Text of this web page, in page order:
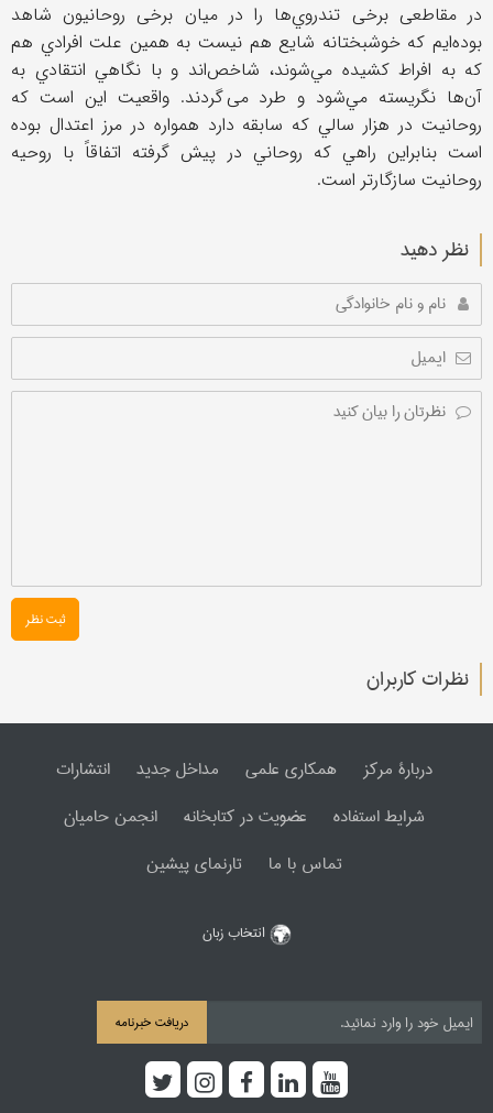
در مقاطعی برخی تندروي‌ها را در ميان برخی روحانيون شاهد
بوده‌ايم كه خوشبختانه شايع هم نيست به همين علت افرادي هم
كه به افراط كشيده مي‌شوند، شاخص‌اند و با نگاهي انتقادي به
آن‌ها نگريسته مي‌شود و طرد می گردند. واقعيت اين است كه
روحانيت در هزار سالي كه سابقه دارد همواره در مرز اعتدال بوده
است بنابراين راهي كه روحاني در پيش گرفته اتفاقاً با روحيه
روحانيت سازگارتر است.
نظر دهید
ثبت نظر
نظرات کاربران
دربارۀ مرکز همکاری علمی مداخل جدید
انتشارات
شرایط استفاده
عضویت در کتابخانه
انجمن حامیان
تماس با ما
تارنمای پیشین
انتخاب زبان
دریافت خبرنامه